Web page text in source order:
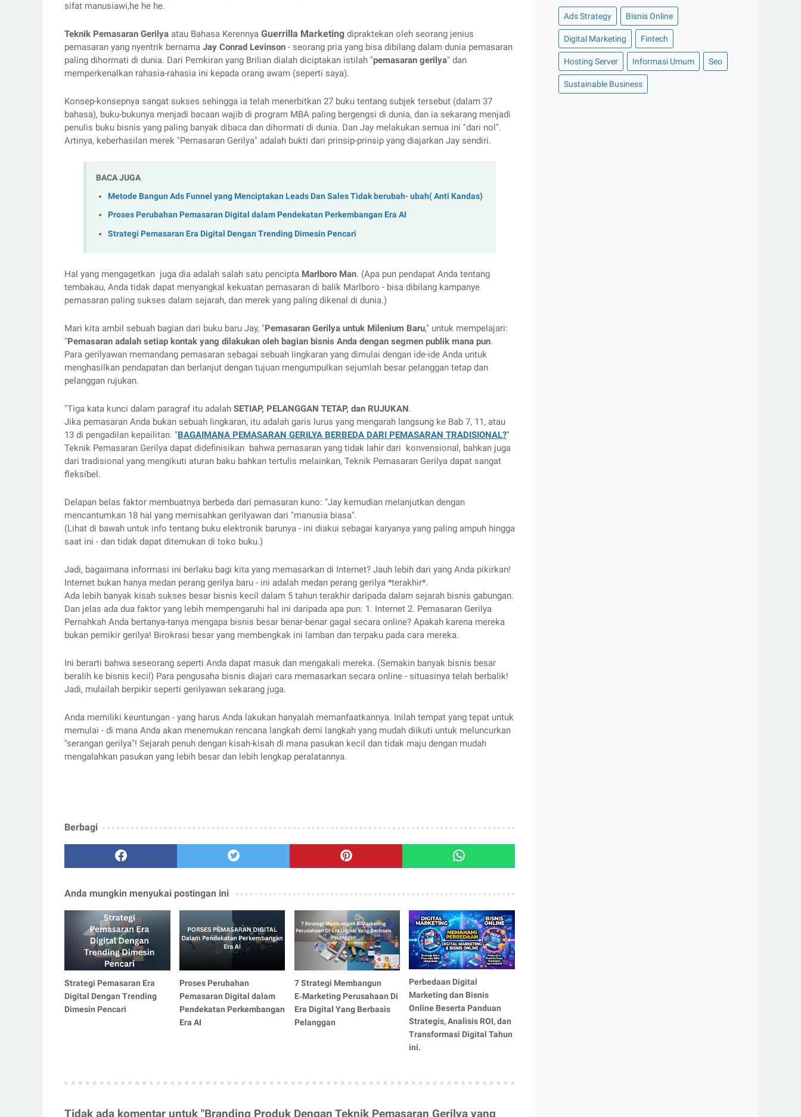
sifat manusiawi,he he he.
Teknik Pemasaran Gerilya atau Bahasa Kerennya Guerrilla Marketing dipraktekan oleh seorang jenius
pemasaran yang nyentrik bernama Jay Conrad Levinson - seorang pria yang bisa dibilang dalam dunia pemasaran
paling dihormati di dunia. Dari Pemkiran yang Brilian dialah diciptakan istilah "pemasaran gerilya" dan
memperkenalkan rahasia-rahasia ini kepada orang awam (seperti saya).
Konsep-konsepnya sangat sukses sehingga ia telah menerbitkan 27 buku tentang subjek tersebut (dalam 37
bahasa), buku-bukunya menjadi bacaan wajib di program MBA paling bergengsi di dunia, dan ia sekarang menjadi
penulis buku bisnis yang paling banyak dibaca dan dihormati di dunia. Dan Jay melakukan semua ini "dari nol".
Artinya, keberhasilan merek "Pemasaran Gerilya" adalah bukti dari prinsip-prinsip yang diajarkan Jay sendiri.
BACA JUGA
Metode Bangun Ads Funnel yang Menciptakan Leads Dan Sales Tidak berubah- ubah( Anti Kandas)
Proses Perubahan Pemasaran Digital dalam Pendekatan Perkembangan Era AI
Strategi Pemasaran Era Digital Dengan Trending Dimesin Pencari
Hal yang mengagetkan  juga dia adalah salah satu pencipta Marlboro Man. (Apa pun pendapat Anda tentang
tembakau, Anda tidak dapat menyangkal kekuatan pemasaran di balik Marlboro - bisa dibilang kampanye
pemasaran paling sukses dalam sejarah, dan merek yang paling dikenal di dunia.)
Mari kita ambil sebuah bagian dari buku baru Jay, "Pemasaran Gerilya untuk Milenium Baru," untuk mempelajari:
"Pemasaran adalah setiap kontak yang dilakukan oleh bagian bisnis Anda dengan segmen publik mana pun.
Para gerilyawan memandang pemasaran sebagai sebuah lingkaran yang dimulai dengan ide-ide Anda untuk
menghasilkan pendapatan dan berlanjut dengan tujuan mengumpulkan sejumlah besar pelanggan tetap dan
pelanggan rujukan.
"Tiga kata kunci dalam paragraf itu adalah SETIAP, PELANGGAN TETAP, dan RUJUKAN.
Jika pemasaran Anda bukan sebuah lingkaran, itu adalah garis lurus yang mengarah langsung ke Bab 7, 11, atau
13 di pengadilan kepailitan. "BAGAIMANA PEMASARAN GERILYA BERBEDA DARI PEMASARAN TRADISIONAL?"
Teknik Pemasaran Gerilya dapat didefinisikan  bahwa pemasaran yang tidak lahir dari  konvensional, bahkan juga
dari tradisional yang mengikuti aturan baku bahkan tertulis melainkan, Teknik Pemasaran Gerilya dapat sangat
fleksibel.
Delapan belas faktor membuatnya berbeda dari pemasaran kuno: "Jay kemudian melanjutkan dengan
mencantumkan 18 hal yang memisahkan gerilyawan dari "manusia biasa".
(Lihat di bawah untuk info tentang buku elektronik barunya - ini diakui sebagai karyanya yang paling ampuh hingga
saat ini - dan tidak dapat ditemukan di toko buku.)
Jadi, bagaimana informasi ini berlaku bagi kita yang memasarkan di Internet? Jauh lebih dari yang Anda pikirkan!
Internet bukan hanya medan perang gerilya baru - ini adalah medan perang gerilya *terakhir*.
Ada lebih banyak kisah sukses besar bisnis kecil dalam 5 tahun terakhir daripada dalam sejarah bisnis gabungan.
Dan jelas ada dua faktor yang lebih mempengaruhi hal ini daripada apa pun: 1. Internet 2. Pemasaran Gerilya
Pernahkah Anda bertanya-tanya mengapa bisnis besar benar-benar gagal secara online? Apakah karena mereka
bukan pemikir gerilya! Birokrasi besar yang membengkak ini lamban dan terpaku pada cara mereka.
Ini berarti bahwa seseorang seperti Anda dapat masuk dan mengakali mereka. (Semakin banyak bisnis besar
beralih ke bisnis kecil) Para pengusaha bisnis diajari cara memasarkan secara online - situasinya telah berbalik!
Jadi, mulailah berpikir seperti gerilyawan sekarang juga.
Anda memiliki keuntungan - yang harus Anda lakukan hanyalah memanfaatkannya. Inilah tempat yang tepat untuk
memulai - di mana Anda akan menemukan rencana langkah demi langkah yang mudah diikuti untuk meluncurkan
"serangan gerilya"! Sejarah penuh dengan kisah-kisah di mana pasukan kecil dan tidak maju dengan mudah
mengalahkan pasukan yang lebih besar dan lebih lengkap peralatannya.
Berbagi
Anda mungkin menyukai postingan ini
Strategi Pemasaran Era
Digital Dengan Trending
Dimesin Pencari
Proses Perubahan
Pemasaran Digital dalam
Pendekatan Perkembangan
Era AI
7 Strategi Membangun
E‑Marketing Perusahaan Di
Era Digital Yang Berbasis
Pelanggan
Perbedaan Digital
Marketing dan Bisnis
Online Beserta Panduan
Strategis, Analisis ROI, dan
Transformasi Digital Tahun
ini.
Tidak ada komentar untuk "Branding Produk Dengan Teknik Pemasaran Gerilya yang
Ads Strategy Bisnis Online
Digital Marketing Fintech
Hosting Server Informasi Umum Seo
Sustainable Business